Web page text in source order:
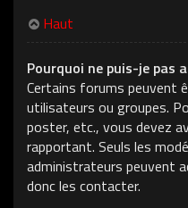
Haut
Pourquoi ne puis-je pas
Certains forums peuvent
utilisateurs ou groupes.
poster, etc., vous devez
rapportant. Seuls les
administrateurs peuvent
donc les contacter.